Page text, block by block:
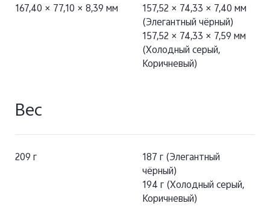
167,40 × 77,10 × 8,39 мм
157,52 × 74,33 × 7,40 мм
(Элегантный чёрный)
157,52 × 74,33 × 7,59 мм
(Холодный серый,
Коричневый)
Вес
209 г
187 г (Элегантный
чёрный)
194 г (Холодный серый,
Коричневый)